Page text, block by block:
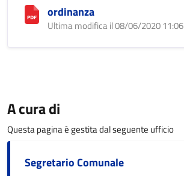
ordinanza
Ultima modifica il 08/06/2020 11:06
A cura di
Questa pagina è gestita dal seguente ufficio
Segretario Comunale